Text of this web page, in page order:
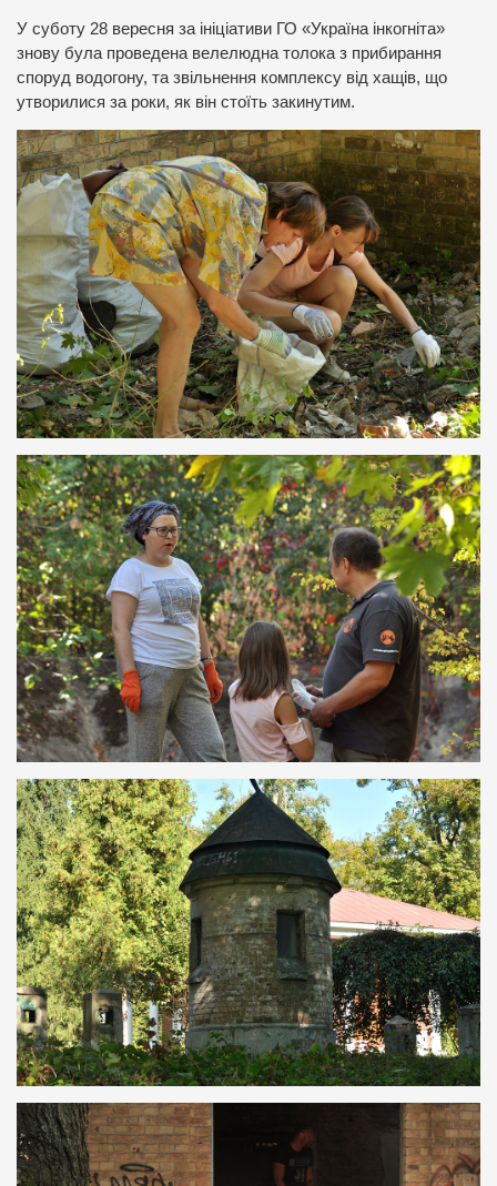
У суботу 28 вересня за ініціативи ГО «Україна інкогніта»
знову була проведена велелюдна толока з прибирання
споруд водогону, та звільнення комплексу від хащів, що
утворилися за роки, як він стоїть закинутим.